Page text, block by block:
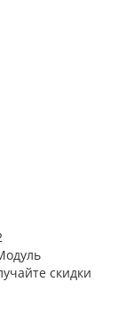
скидки